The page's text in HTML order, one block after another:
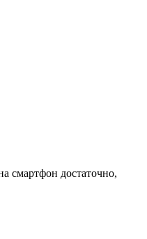
смартфон достаточно,